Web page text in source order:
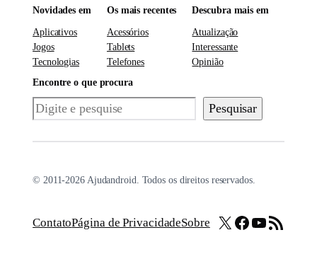
Novidades em
Aplicativos
Jogos
Tecnologias
Os mais recentes
Acessórios
Tablets
Telefones
Descubra mais em
Atualização
Interessante
Opinião
Encontre o que procura
Pesquisar Pesquisar
© 2011-2026 Ajudandroid. Todos os direitos reservados.
ContatoPágina de PrivacidadeSobre X Facebook
Youtube
Feed RSS